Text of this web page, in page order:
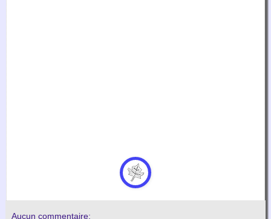
Aucun commentaire: